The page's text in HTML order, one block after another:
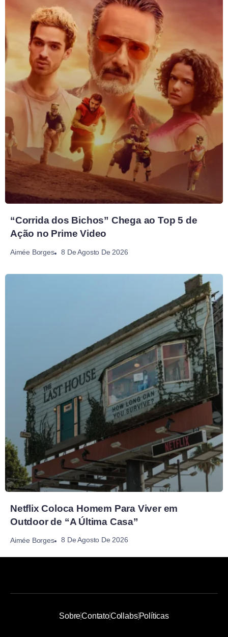
“Corrida dos Bichos” Chega ao Top 5 de
Ação no Prime Video
Aimée Borges 8 De Agosto De 2026
Netflix Coloca Homem Para Viver em
Outdoor de “A Última Casa”
Aimée Borges 8 De Agosto De 2026
SobreContatoCollabsPolíticas